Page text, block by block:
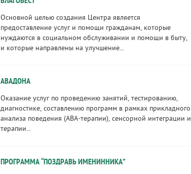
Основной целью создания Центра является
предоставление услуг и помощи гражданам, которые
нуждаются в социальном обслуживании и помощи в быту,
и которые направлены на улучшение...
ABAДОНА
Оказание услуг по проведению занятий, тестированию,
диагностике, составлению программ в рамках прикладного
анализа поведения (ABA-терапии), сенсорной интеграции и
терапии...
ПРОГРАММА “ПОЗДРАВЬ ИМЕНИННИКА”